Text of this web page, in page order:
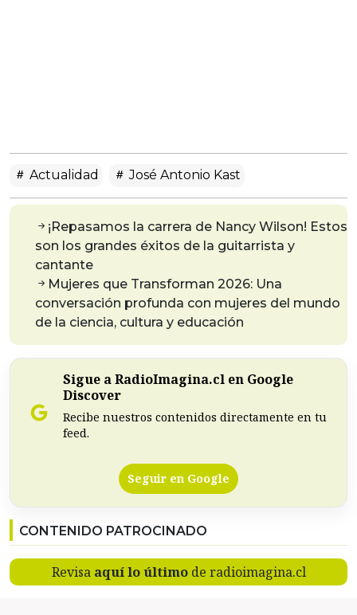
Actualidad José Antonio Kast
¡Repasamos la carrera de Nancy Wilson! Estos
son los grandes éxitos de la guitarrista y
cantante
Mujeres que Transforman 2026: Una
conversación profunda con mujeres del mundo
de la ciencia, cultura y educación
Sigue a RadioImagina.cl en Google
Discover
Recibe nuestros contenidos directamente en tu
feed.
Seguir en Google
CONTENIDO PATROCINADO
Revisa aquí lo últimode radioimagina.cl